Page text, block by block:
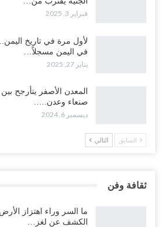
فبراير 3, 2025
لأول مرة في تاريخ
في اليمن مسجلاً…
يناير 27, 2025
المعدن الأصفر يتأرجح
صنعاء وعدن..…
ديسمبر 6, 2024
السابق التالي
ثقافة وفن
الكشف عن لغز…